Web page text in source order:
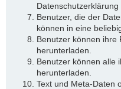
Datenschutzerklärung
Benutzer, die der
können in eine
Benutzer können ihre
herunterladen.
Benutzer können alle
herunterladen.
Text und Meta-Daten